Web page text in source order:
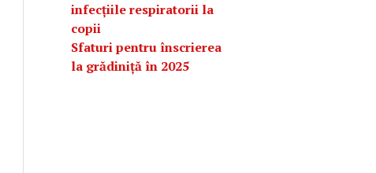
infecțiile respiratorii la
copii
Sfaturi pentru înscrierea
la grădiniță în 2025